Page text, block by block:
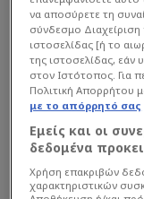
να αποσύρετε τη
σύνδεσμο
ιστοσελίδας [ή το
της ιστοσελίδας, εάν
στον Ιστότοπος. Για
Πολιτική Απορρήτου
με το απόρρητό σας
Εμείς και οι
δεδομένα
Χρήση επακριβών
χαρακτηριστικών